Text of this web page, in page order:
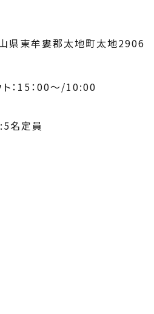
県東牟婁郡太地町太地2906
ト：15：00～/10:00
名定員